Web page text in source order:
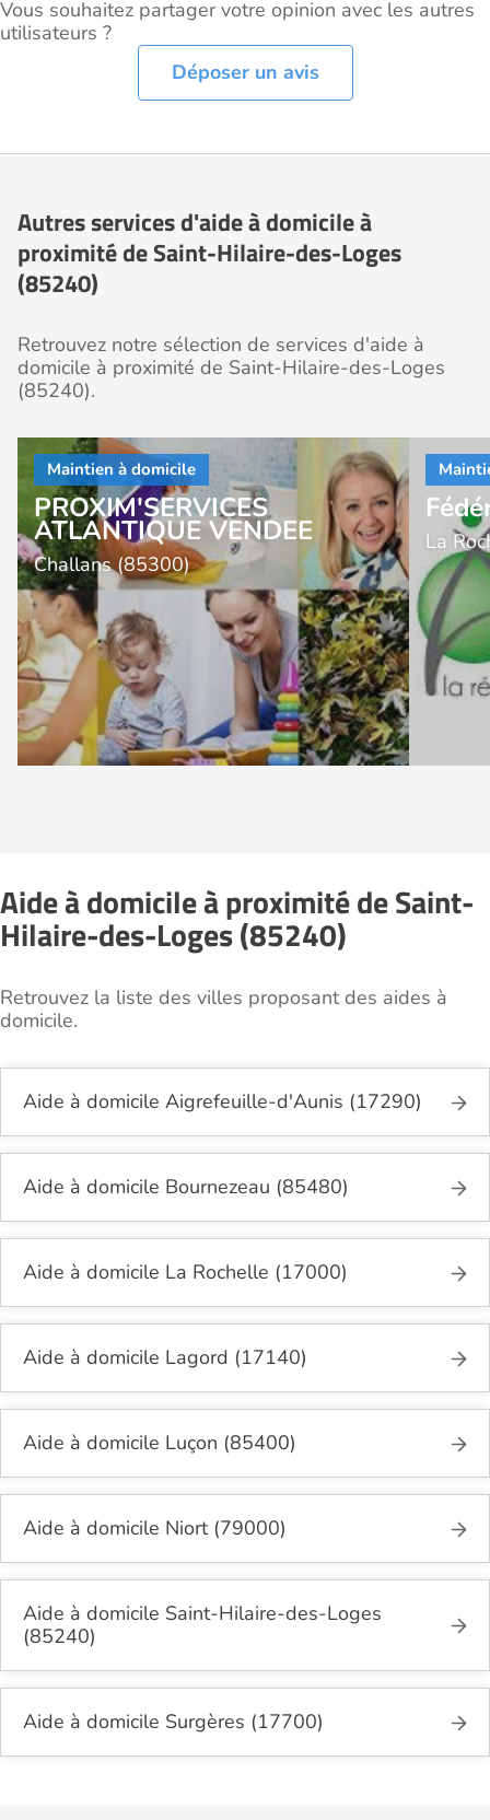
Vous souhaitez partager votre opinion avec les autres
utilisateurs ?
Déposer un avis
Autres services d'aide à domicile à
proximité de Saint-Hilaire-des-Loges
(85240)
Retrouvez notre sélection de services d'aide à
domicile à proximité de Saint-Hilaire-des-Loges
(85240).
PROXIM'SERVICES
ATLANTIQUE VENDEE
Challans (85300)
La
Aide à domicile à proximité de Saint-
Hilaire-des-Loges (85240)
Retrouvez la liste des villes proposant des aides à
domicile.
Aide à domicile Aigrefeuille-d'Aunis (17290)
Aide à domicile Bournezeau (85480)
Aide à domicile La Rochelle (17000)
Aide à domicile Lagord (17140)
Aide à domicile Luçon (85400)
Aide à domicile Niort (79000)
Aide à domicile Saint-Hilaire-des-Loges
(85240)
Aide à domicile Surgères (17700)